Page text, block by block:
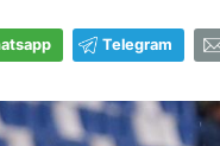
Telegram